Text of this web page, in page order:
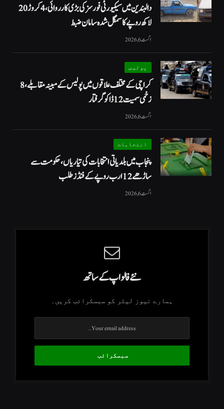
دالبندین میں سیکیورٹی فورسز کی بڑی کارروائی، 4 کروڑ 20
لاکھ روپے کا سمگل شدہ سامان ضبط
اگست 6, 2026
پولیس
کراچی کے مختلف علاقوں میں پولیس کے مبینہ مقابلے، 8
زخمی سمیت 12 ڈاکو گرفتار
اگست 6, 2026
انتخابات
پنجاب میں بلدیاتی انتخابات کی تیاریاں، حکومت سے
ساڑھے 12 ارب روپے کے فنڈز طلب
اگست 6, 2026
نئے فالو اپ کے ساتھ
ہمارے نیوز لیٹر کو سبسکرائب کریں۔